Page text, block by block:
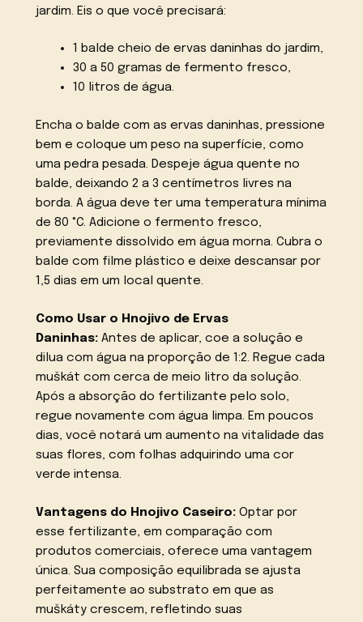
jardim. Eis o que você precisará:
1 balde cheio de ervas daninhas do jardim,
30 a 50 gramas de fermento fresco,
10 litros de água.
Encha o balde com as ervas daninhas, pressione
bem e coloque um peso na superfície, como
uma pedra pesada. Despeje água quente no
balde, deixando 2 a 3 centímetros livres na
borda. A água deve ter uma temperatura mínima
de 80 °C. Adicione o fermento fresco,
previamente dissolvido em água morna. Cubra o
balde com filme plástico e deixe descansar por
1,5 dias em um local quente.
Como Usar o Hnojivo de Ervas
Daninhas: Antes de aplicar, coe a solução e
dilua com água na proporção de 1:2. Regue cada
muškát com cerca de meio litro da solução.
Após a absorção do fertilizante pelo solo,
regue novamente com água limpa. Em poucos
dias, você notará um aumento na vitalidade das
suas flores, com folhas adquirindo uma cor
verde intensa.
Vantagens do Hnojivo Caseiro: Optar por
esse fertilizante, em comparação com
produtos comerciais, oferece uma vantagem
única. Sua composição equilibrada se ajusta
perfeitamente ao substrato em que as
muškáty crescem, refletindo suas